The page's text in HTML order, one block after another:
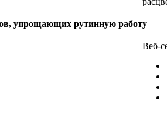
упрощающих рутинную работу
Веб-